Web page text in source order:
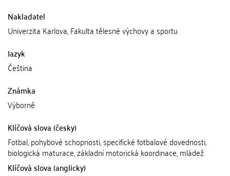
Nakladatel
Univerzita Karlova, Fakulta tělesné výchovy a sportu
Jazyk
Čeština
Známka
Výborně
Klíčová slova (česky)
Fotbal, pohybové schopnosti, specifické fotbalové dovednosti,
biologická maturace, základní motorická koordinace, mládež
Klíčová slova (anglicky)